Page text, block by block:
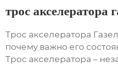
трос акселератора
Трос акселератора
почему важно его
Трос акселератора –